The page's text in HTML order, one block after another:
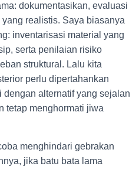
dokumentasikan, evaluasi
realistis. Saya biasanya
inventarisasi material yang
serta penilaian risiko
struktural. Lalu kita
perlu dipertahankan
dengan alternatif yang sejalan
tetap menghormati jiwa
menghindari gebrakan
jika batu bata lama